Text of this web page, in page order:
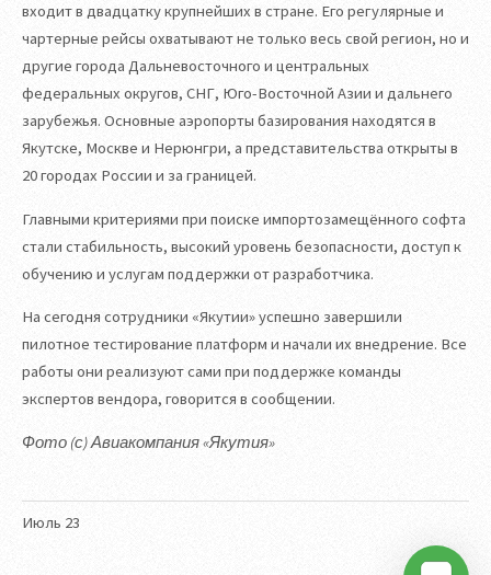
Июль 23
входит в двадцатку крупнейших в стране. Его регулярные и
чартерные рейсы охватывают не только весь свой регион, но и
другие города Дальневосточного и центральных
федеральных округов, СНГ, Юго-Восточной Азии и дальнего
зарубежья. Основные аэропорты базирования находятся в
Якутске, Москве и Нерюнгри, а представительства открыты в
20 городах России и за границей.
Главными критериями при поиске импортозамещённого софта
стали стабильность, высокий уровень безопасности, доступ к
обучению и услугам поддержки от разработчика.
На сегодня сотрудники «Якутии» успешно завершили
пилотное тестирование платформ и начали их внедрение. Все
работы они реализуют сами при поддержке команды
экспертов вендора, говорится в сообщении.
Фото (с) Авиакомпания «Якутия»